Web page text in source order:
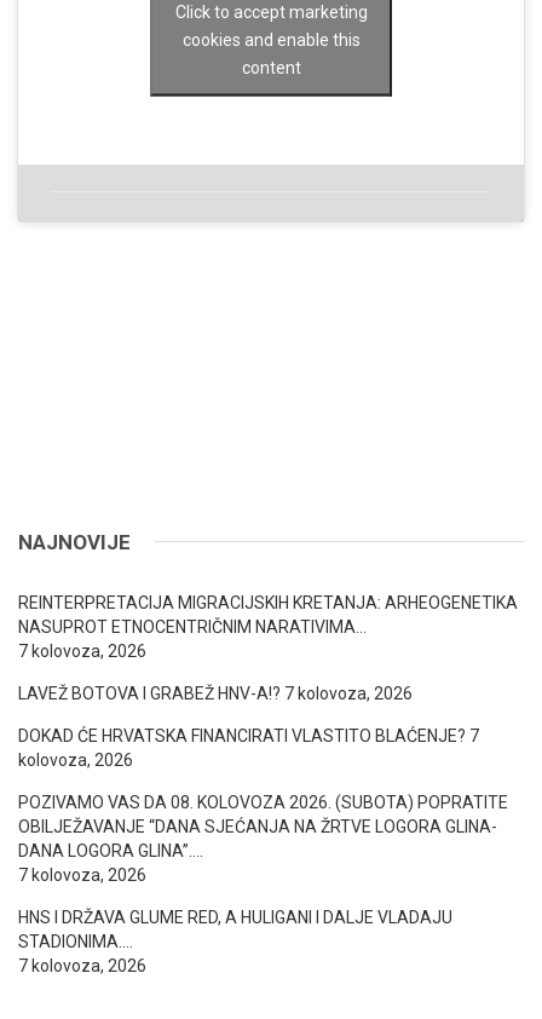
Click to accept marketing
cookies and enable this
content
NAJNOVIJE
REINTERPRETACIJA MIGRACIJSKIH KRETANJA: ARHEOGENETIKA
NASUPROT ETNOCENTRIČNIM NARATIVIMA…
7 kolovoza, 2026
LAVEŽ BOTOVA I GRABEŽ HNV-A!? 7 kolovoza, 2026
DOKAD ĆE HRVATSKA FINANCIRATI VLASTITO BLAĆENJE? 7
kolovoza, 2026
POZIVAMO VAS DA 08. KOLOVOZA 2026. (SUBOTA) POPRATITE
OBILJEŽAVANJE “DANA SJEĆANJA NA ŽRTVE LOGORA GLINA-
DANA LOGORA GLINA”….
7 kolovoza, 2026
HNS I DRŽAVA GLUME RED, A HULIGANI I DALJE VLADAJU
STADIONIMA….
7 kolovoza, 2026